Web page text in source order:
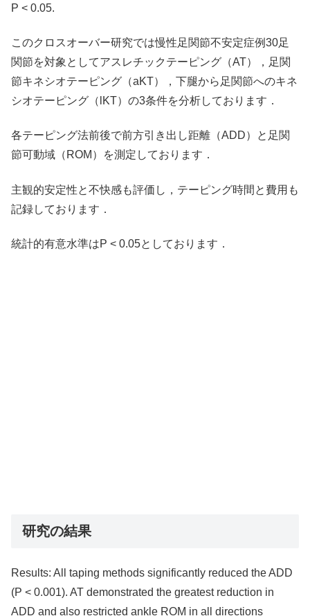
P < 0.05.
このクロスオーバー研究では慢性足関節不安定症例30足
関節を対象としてアスレチックテーピング（AT），足関
節キネシオテーピング（aKT），下腿から足関節へのキネ
シオテーピング（lKT）の3条件を分析しております．
各テーピング法前後で前方引き出し距離（ADD）と足関
節可動域（ROM）を測定しております．
主観的安定性と不快感も評価し，テーピング時間と費用も
記録しております．
統計的有意水準はP < 0.05としております．
研究の結果
Results: All taping methods significantly reduced the ADD
(P < 0.001). AT demonstrated the greatest reduction in
ADD and also restricted ankle ROM in all directions